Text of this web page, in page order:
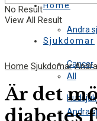
Andra
Cancer
Home
Sjukdomar
All
Andra
No Result
View All Result
Home Sjukdomar
Är det
diabetes